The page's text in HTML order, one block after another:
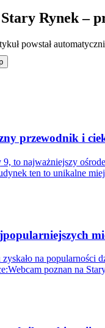
Rynek –
powstał
przewodnik i
to najważniejszy
ten to unikalne
na
poznan na